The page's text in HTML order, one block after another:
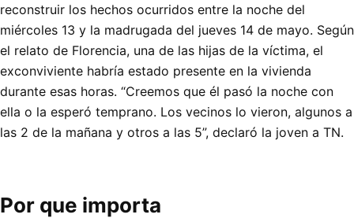
reconstruir los hechos ocurridos entre la noche del
miércoles 13 y la madrugada del jueves 14 de mayo. Según
el relato de Florencia, una de las hijas de la víctima, el
exconviviente habría estado presente en la vivienda
durante esas horas. “Creemos que él pasó la noche con
ella o la esperó temprano. Los vecinos lo vieron, algunos a
las 2 de la mañana y otros a las 5”, declaró la joven a TN.
Por que importa